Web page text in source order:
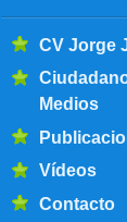
CV Jorge
Medios
Vídeos
Contacto